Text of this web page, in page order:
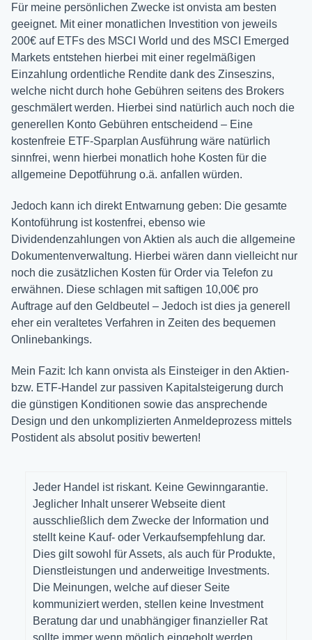
Für meine persönlichen Zwecke ist onvista am besten
geeignet. Mit einer monatlichen Investition von jeweils
200€ auf ETFs des MSCI World und des MSCI Emerged
Markets entstehen hierbei mit einer regelmäßigen
Einzahlung ordentliche Rendite dank des Zinseszins,
welche nicht durch hohe Gebühren seitens des Brokers
geschmälert werden. Hierbei sind natürlich auch noch die
generellen Konto Gebühren entscheidend – Eine
kostenfreie ETF-Sparplan Ausführung wäre natürlich
sinnfrei, wenn hierbei monatlich hohe Kosten für die
allgemeine Depotführung o.ä. anfallen würden.
Jedoch kann ich direkt Entwarnung geben: Die gesamte
Kontoführung ist kostenfrei, ebenso wie
Dividendenzahlungen von Aktien als auch die allgemeine
Dokumentenverwaltung. Hierbei wären dann vielleicht nur
noch die zusätzlichen Kosten für Order via Telefon zu
erwähnen. Diese schlagen mit saftigen 10,00€ pro
Auftrage auf den Geldbeutel – Jedoch ist dies ja generell
eher ein veraltetes Verfahren in Zeiten des bequemen
Onlinebankings.
Mein Fazit: Ich kann onvista als Einsteiger in den Aktien-
bzw. ETF-Handel zur passiven Kapitalsteigerung durch
die günstigen Konditionen sowie das ansprechende
Design und den unkomplizierten Anmeldeprozess mittels
Postident als absolut positiv bewerten!
Jeder Handel ist riskant. Keine Gewinngarantie.
Jeglicher Inhalt unserer Webseite dient
ausschließlich dem Zwecke der Information und
stellt keine Kauf- oder Verkaufsempfehlung dar.
Dies gilt sowohl für Assets, als auch für Produkte,
Dienstleistungen und anderweitige Investments.
Die Meinungen, welche auf dieser Seite
kommuniziert werden, stellen keine Investment
Beratung dar und unabhängiger finanzieller Rat
sollte immer wenn möglich eingeholt werden.